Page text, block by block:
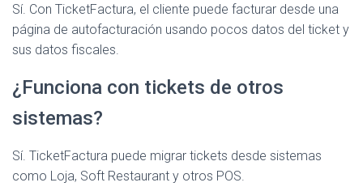
Sí. Con TicketFactura, el cliente puede facturar desde una
página de autofacturación usando pocos datos del ticket y
sus datos fiscales.
¿Funciona con tickets de otros
sistemas?
Sí. TicketFactura puede migrar tickets desde sistemas
como Loja, Soft Restaurant y otros POS.